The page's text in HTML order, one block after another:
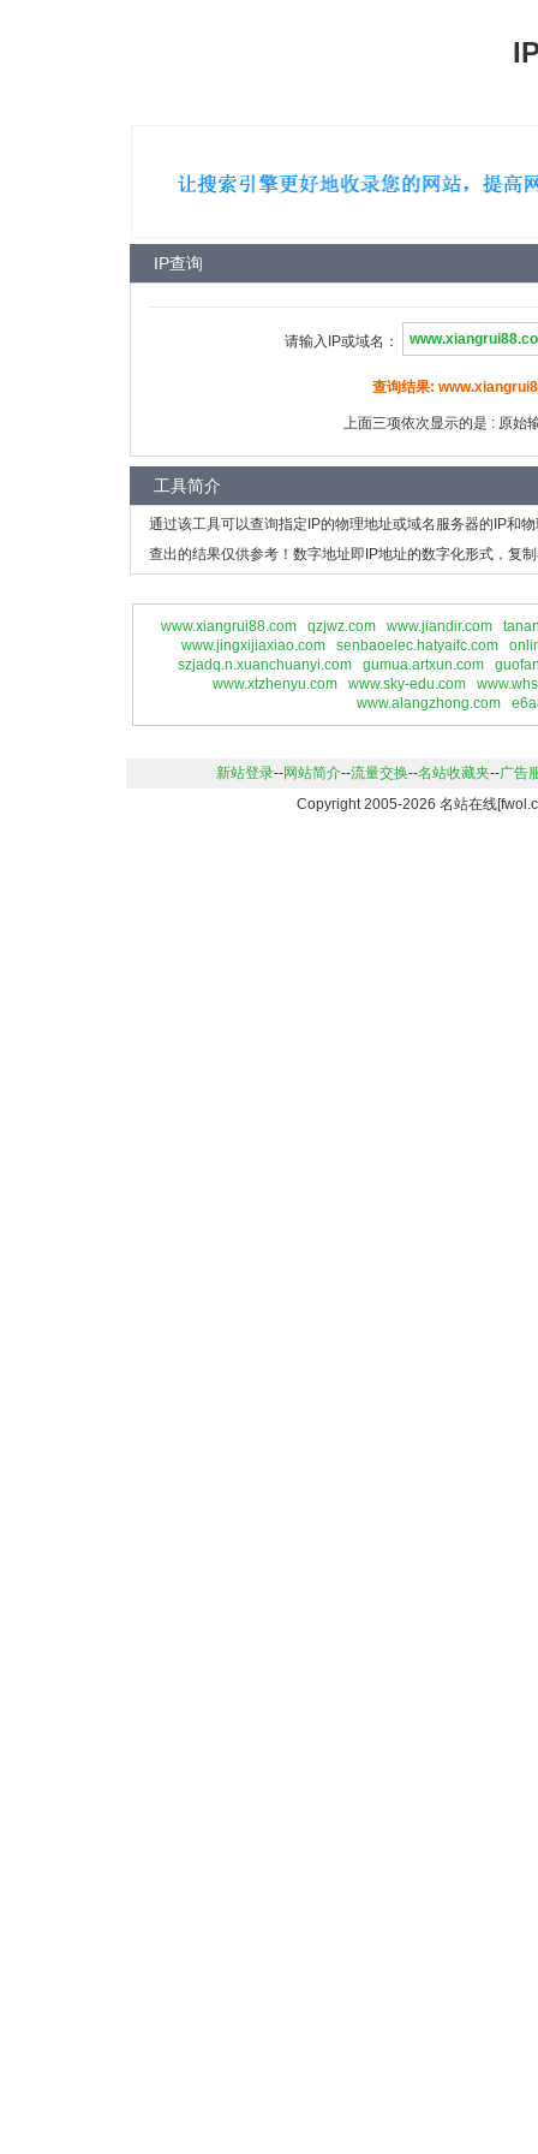
IP查询
请输入IP或域名：
查询结果:
上面三项依次显示的是 : 原始
工具简介
通过该工具可以查询指定IP的物理地址或域名服务器的IP和
查出的结果仅供参考！数字地址即IP地址的数字化形式，复
www.xiangrui88.com qzjwz.com www.jiandir.com
www.jingxijiaxiao.com
senbaoelec.hatyaifc.com
szjadq.n.xuanchuanyi.com
gumua.artxun.com
www.xtzhenyu.com
www.sky-edu.com
www.alangzhong.com
新站登录--网站简介--流量交换--名站收藏夹--广告
Copyright 2005-2026 名站在线